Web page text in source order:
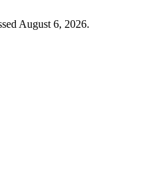
August 6, 2026.